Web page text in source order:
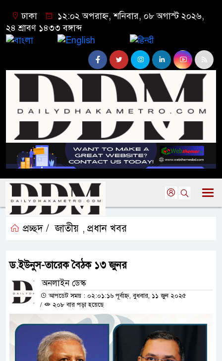
ঢাকা
১২:০২ অপরাহ্ন, শনিবার, ০৮ অগাস্ট ২০২৬,
২৪ শ্রাবণ ১৪৩৩ বঙ্গাব্দ
প্রচ্ছদ / জাতীয় , প্রধান খবর
ড.ইউনুস-তারেক বৈঠক ১৩ জুনর
অনলাইন ডেস্ক
আপডেট সময় : ০২:০১:১৬ পূর্বাহ্ন, বুধবার, ১১ জুন ২০২৫
/
২০৮ বার পড়া হয়েছে